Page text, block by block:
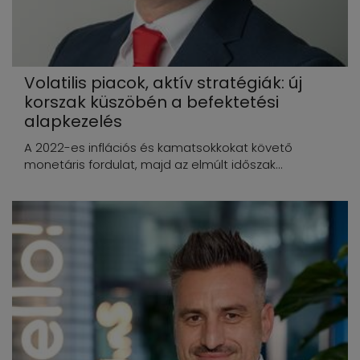
Volatilis piacok, aktív stratégiák: új
korszak küszöbén a befektetési
alapkezelés
A 2022-es inflációs és kamatsokkokat követő
monetáris fordulat, majd az elmúlt időszak...